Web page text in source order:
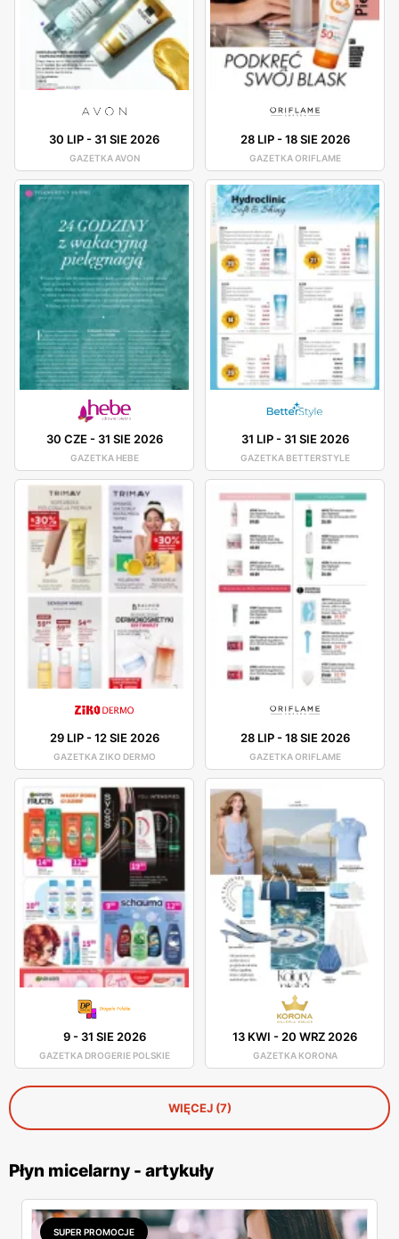
30 LIP- 31 SIE 2026
GAZETKA AVON
28 LIP-18 SIE 2026
GAZETKA ORIFLAME
30 CZE - 31 SIE 2026
GAZETKA HEBE
31 LIP- 31 SIE 2026
GAZETKA BETTERSTYLE
29 LIP-12 SIE 2026
GAZETKA ZIKO DERMO
28 LIP-18 SIE 2026
GAZETKA ORIFLAME
9- 31 SIE 2026
GAZETKA DROGERIE POLSKIE
13 KWI - 20 WRZ 2026
GAZETKA KORONA
WIĘCEJ (7)
Płyn micelarny - artykuły
SUPER PROMOCJE